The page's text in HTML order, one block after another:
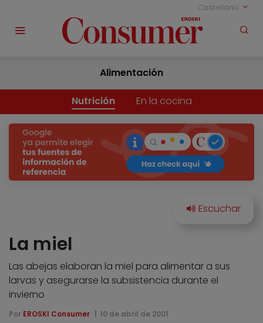
Castellano
Alimentación
Nutrición En la cocina
La miel
Las abejas elaboran la miel para alimentar a sus
larvas y asegurarse la subsistencia durante el
invierno
Por EROSKI Consumer 10 de abril de 2001